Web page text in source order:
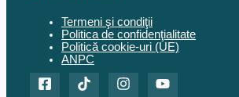
Termeni şi condiţii
Politica de confidenţialitate
Politică cookie-uri (UE)
ANPC